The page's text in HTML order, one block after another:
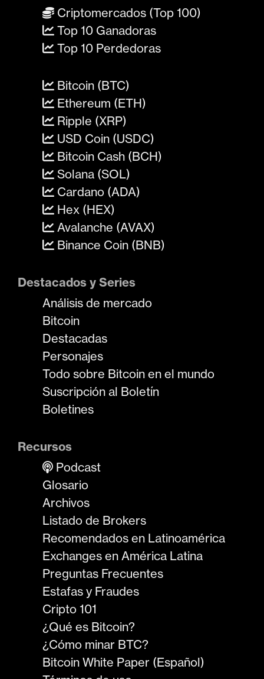
Criptomercados (Top 100)
Top 10 Ganadoras
Top 10 Perdedoras
Bitcoin (BTC)
Ethereum (ETH)
Ripple (XRP)
USD Coin (USDC)
Bitcoin Cash (BCH)
Solana (SOL)
Cardano (ADA)
Hex (HEX)
Avalanche (AVAX)
Binance Coin (BNB)
Destacados y Series
Análisis de mercado
Bitcoin
Destacadas
Personajes
Todo sobre Bitcoin en el mundo
Suscripción al Boletín
Boletines
Recursos
Podcast
Glosario
Archivos
Listado de Brokers
Recomendados en Latinoamérica
Exchanges en América Latina
Preguntas Frecuentes
Estafas y Fraudes
Cripto 101
¿Qué es Bitcoin?
¿Cómo minar BTC?
Bitcoin White Paper (Español)